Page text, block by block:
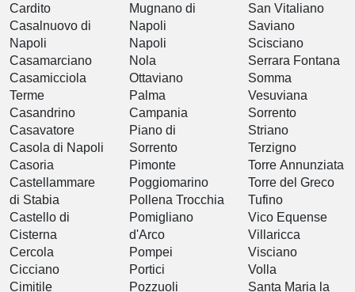
Cardito
Casalnuovo di
Napoli
Casamarciano
Casamicciola
Terme
Casandrino
Casavatore
Casola di Napoli
Casoria
Castellammare
di Stabia
Castello di
Cisterna
Cercola
Cicciano
Cimitile
Mugnano di
Napoli
Napoli
Nola
Ottaviano
Palma
Campania
Piano di
Sorrento
Pimonte
Poggiomarino
Pollena Trocchia
Pomigliano
d'Arco
Pompei
Portici
Pozzuoli
San Vitaliano
Saviano
Scisciano
Serrara Fontana
Somma
Vesuviana
Sorrento
Striano
Terzigno
Torre Annunziata
Torre del Greco
Tufino
Vico Equense
Villaricca
Visciano
Volla
Santa Maria la